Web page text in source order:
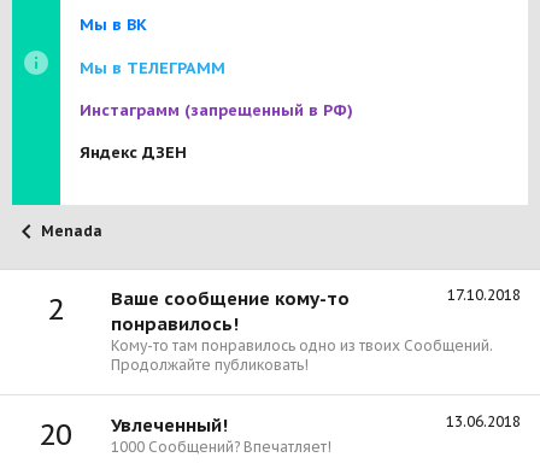
Мы в ВК
Мы в ТЕЛЕГРАММ
Инстаграмм (запрещенный в РФ)
Яндекс ДЗЕН
Menada
2 17.10.2018
Ваше сообщение кому-то
понравилось!
Кому-то там понравилось одно из твоих Сообщений.
Продолжайте публиковать!
20 13.06.2018
Увлеченный!
1000 Сообщений? Впечатляет!